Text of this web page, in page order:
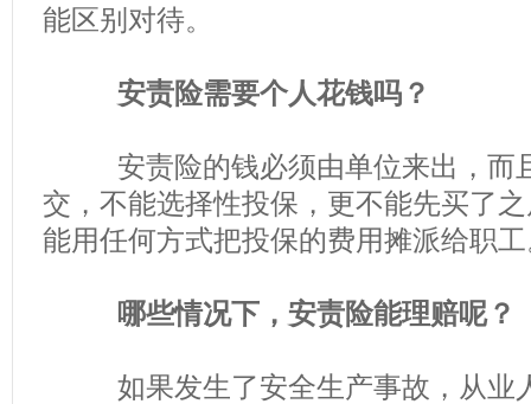
能区别对待。
安责险需要个人花钱吗？
安责险的钱必须由单位来出，而
交，不能选择性投保，更不能先买了
能用任何方式把投保的费用摊派给职
哪些情况下，安责险能理赔呢？
如果发生了安全生产事故，从业